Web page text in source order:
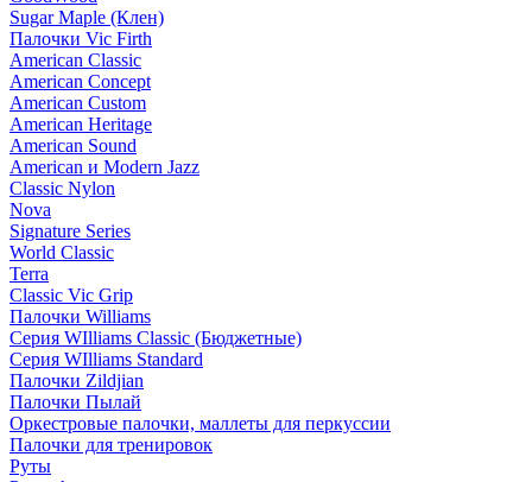
Sugar Maple (Клен)
Палочки Vic Firth
American Classic
American Concept
American Custom
American Heritage
American Sound
American и Modern Jazz
Classic Nylon
Nova
Signature Series
World Classic
Terra
Classic Vic Grip
Палочки Williams
Серия WIlliams Classic (Бюджетные)
Серия WIlliams Standard
Палочки Zildjian
Палочки Пылай
Оркестровые палочки, маллеты для перкуссии
Палочки для тренировок
Руты